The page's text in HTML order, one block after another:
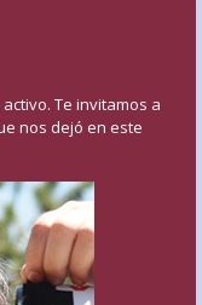
Te invitamos a
nos dejó en este